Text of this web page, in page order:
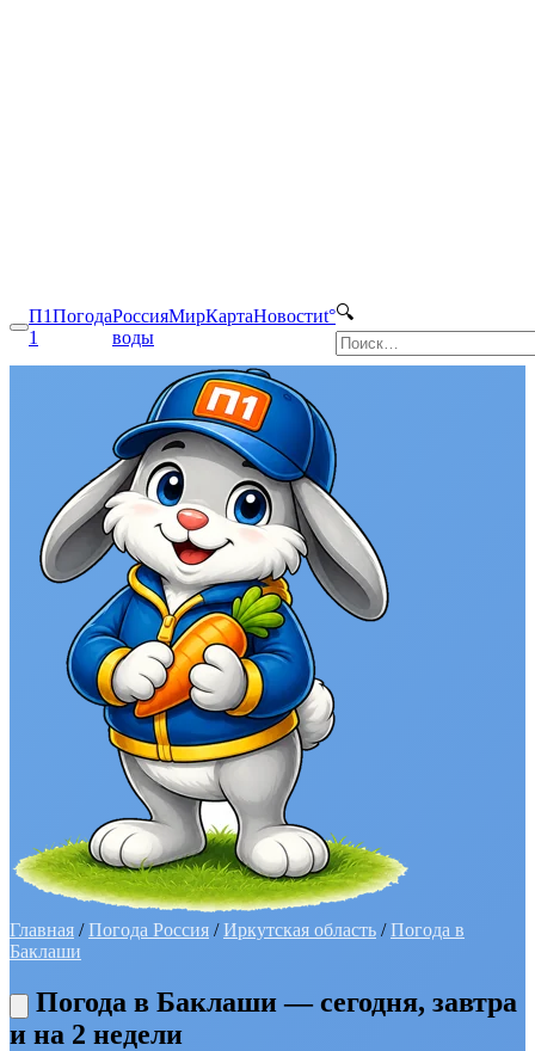
П1Погода
1
РоссияМирКартаНовостиt°
воды
🔍
Главная /Погода Россия /Иркутская область /Погода в
Баклаши
Погода в Баклаши — сегодня, завтра
и на 2 недели